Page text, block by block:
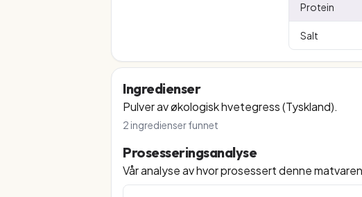
Protein
Salt
Ingredienser
Pulver av økologisk hvetegress (Tyskland).
2 ingredienser funnet
Prosesseringsanalyse
Vår analyse av hvor prosessert denne